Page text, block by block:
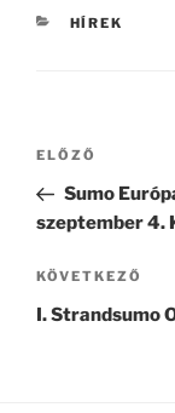
KATEGÓRIÁK
HÍREK
Bejegyzés
Korábbi
bejegyzés
ELŐZŐ
Sumo
szeptember 4.
Következő
bejegyzés
KÖVETKEZŐ
I. Strandsumo